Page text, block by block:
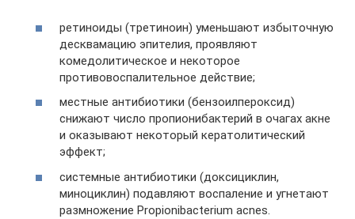
ретиноиды (третиноин) уменьшают избыточную
десквамацию эпителия, проявляют
комедолитическое и некоторое
противовоспалительное действие;
местные антибиотики (бензоилпероксид)
снижают число пропионибактерий в очагах акне
и оказывают некоторый кератолитический
эффект;
системные антибиотики (доксициклин,
миноциклин) подавляют воспаление и угнетают
размножение Propionibacterium acnes.